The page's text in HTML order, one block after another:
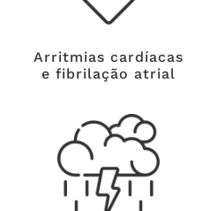
Arritmias cardíacas
e fibrilação atrial